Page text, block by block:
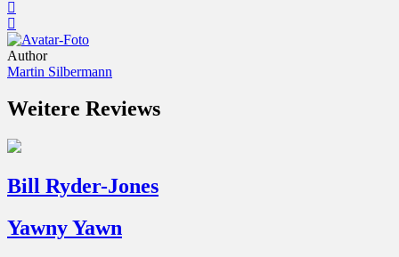
Author
Martin Silbermann
Weitere Reviews
Bill Ryder-Jones
Yawny Yawn